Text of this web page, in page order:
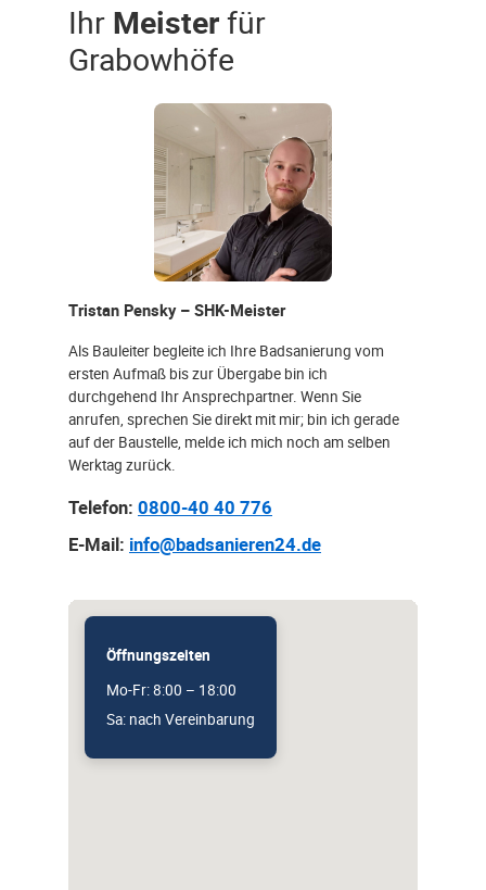
Ihr Meisterfür
Grabowhöfe
Tristan Pensky – SHK-Meister
Als Bauleiter begleite ich Ihre Badsanierung vom
ersten Aufmaß bis zur Übergabe bin ich
durchgehend Ihr Ansprechpartner. Wenn Sie
anrufen, sprechen Sie direkt mit mir; bin ich gerade
auf der Baustelle, melde ich mich noch am selben
Werktag zurück.
Telefon: 0800-40 40 776
E-Mail: info@badsanieren24.de
Öffnungszeiten
Mo-Fr: 8:00 – 18:00
Sa: nach Vereinbarung